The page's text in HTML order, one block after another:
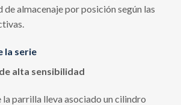
almacenaje por posición según las
la serie
alta sensibilidad
la parrilla lleva asociado un cilindro